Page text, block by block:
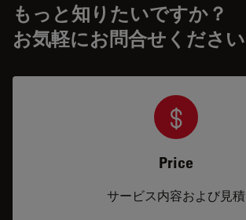
もっと知りたいですか？
お気軽にお問合せください
Price
サービス内容および見積